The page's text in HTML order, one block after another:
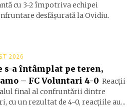
cu 3-2 împotriva echipei
desfășurată la Ovidiu.
2026
s-a întâmplat pe teren,
– FC Voluntari 4-0 Reacții
final al confruntării dintre
cu un rezultat de 4-0, reacțiile au...